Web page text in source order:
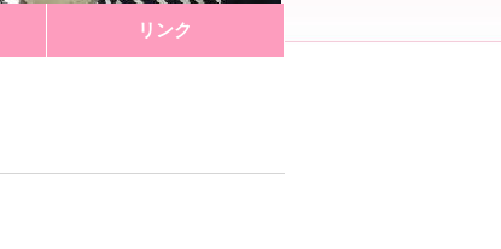
リンク